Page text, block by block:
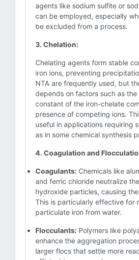
agents like sodium sulfite or
can be employed, especially
be excluded from a process.
3. Chelation:
Chelating agents form stable
iron ions, preventing
NTA are frequently used, but
depends on factors such as
constant of the iron-chelate
presence of competing ions.
useful in applications requiring
as in some chemical synthesis
4. Coagulation and
Coagulants: Chemicals like
and ferric chloride neutralize
hydroxide particles, causing
This is particularly effective for
particulate iron from water.
Flocculants: Polymers like
enhance the aggregation
larger flocs that settle more